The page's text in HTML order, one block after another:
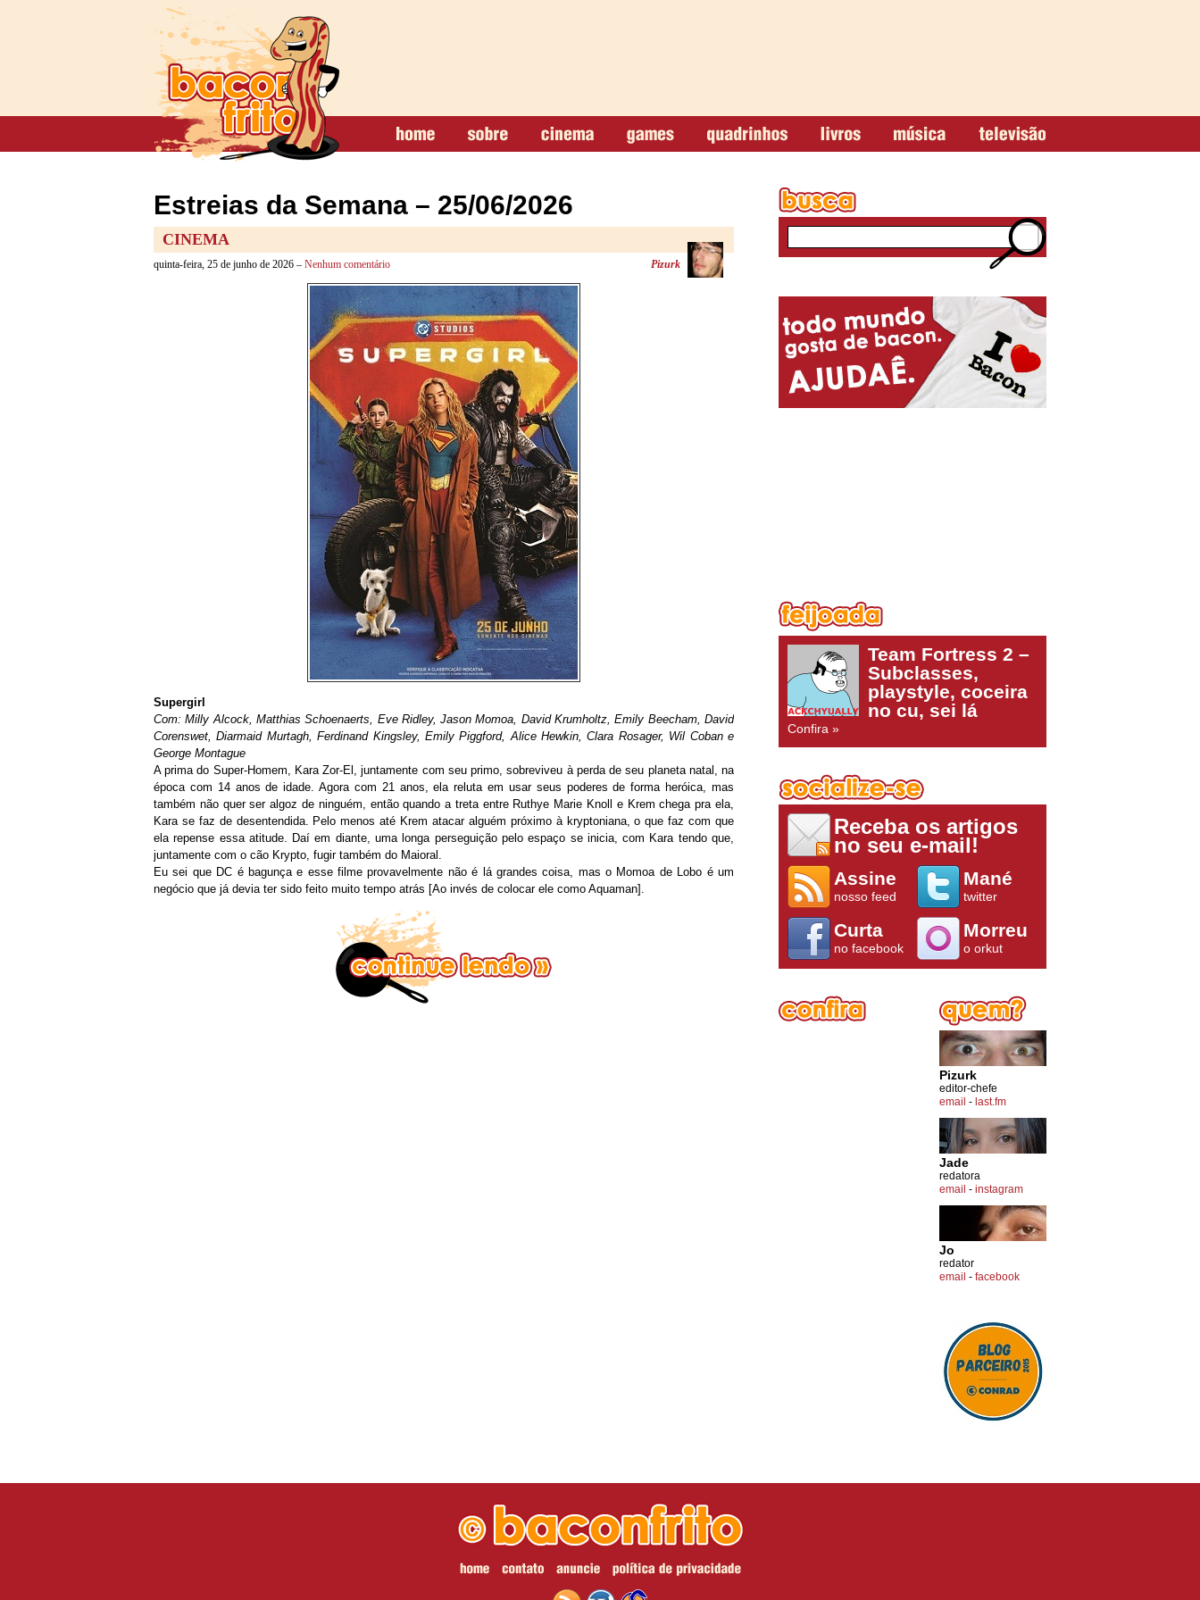
Estreias da Semana – 25/06/2026
CINEMA
quinta-feira, 25 de junho de 2026 – Nenhum comentário Pizurk
Supergirl
Com: Milly Alcock, Matthias Schoenaerts, Eve Ridley, Jason Momoa, David Krumholtz, Emily Beecham, David
Corenswet, Diarmaid Murtagh, Ferdinand Kingsley, Emily Piggford, Alice Hewkin, Clara Rosager, Wil Coban e
George Montague
A prima do Super-Homem, Kara Zor-El, juntamente com seu primo, sobreviveu à perda de seu planeta natal, na
época com 14 anos de idade. Agora com 21 anos, ela reluta em usar seus poderes de forma heróica, mas
também não quer ser algoz de ninguém, então quando a treta entre Ruthye Marie Knoll e Krem chega pra ela,
Kara se faz de desentendida. Pelo menos até Krem atacar alguém próximo à kryptoniana, o que faz com que
ela repense essa atitude. Daí em diante, uma longa perseguição pelo espaço se inicia, com Kara tendo que,
juntamente com o cão Krypto, fugir também do Maioral.
Eu sei que DC é bagunça e esse filme provavelmente não é lá grandes coisa, mas o Momoa de Lobo é um
negócio que já devia ter sido feito muito tempo atrás [Ao invés de colocar ele como Aquaman].
Team Fortress 2 –
Subclasses,
playstyle, coceira
no cu, sei lá
Confira »
Receba os artigos
no seu e-mail!
Assine
nosso feed
Mané
twitter
Curta
no facebook
Morreu
o orkut
Pizurk
editor-chefe
email - last.fm
Jade
redatora
email - instagram
Jo
redator
email - facebook